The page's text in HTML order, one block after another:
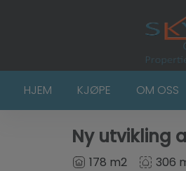
HJEM KJØPE OM OSS
Ny utvikling
178 m2 306